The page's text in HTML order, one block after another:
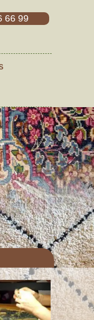
66 99